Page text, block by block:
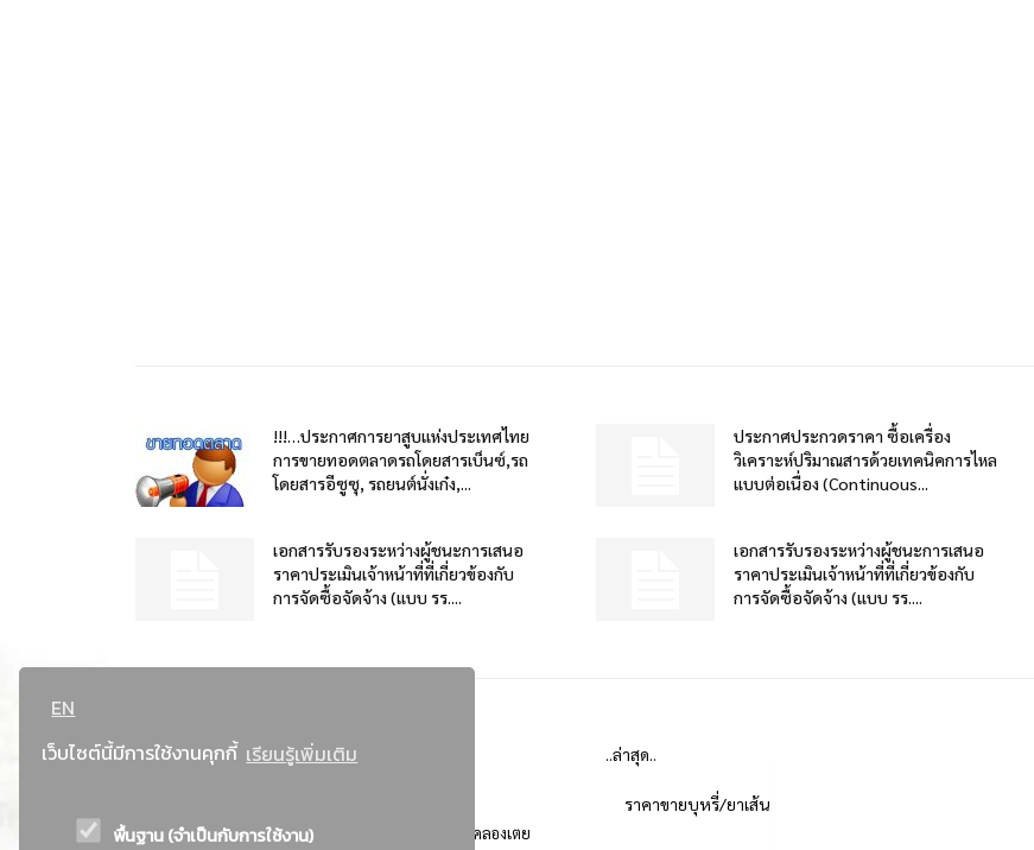
EN
เว็บไซต์นี้มีการใช้งานคุกกี้ เรียนรู้เพิ่มเติม
พื้นฐาน (จำเป็นกับการใช้งาน)
!!!…ประกาศการยาสูบแห่งประเทศไทย
การขายทอดตลาดรถโดยสารเบ็นซ์,รถ
โดยสารอีซูซุ, รถยนต์นั่งเก๋ง,...
ประกาศประกวดราคา ซื้อเครื่อง
วิเคราะห์ปริมาณสารด้วยเทคนิคการไหล
แบบต่อเนื่อง (Continuous...
เอกสารรับรองระหว่างผู้ชนะการเสนอ
ราคาประเมินเจ้าหน้าที่ที่เกี่ยวข้องกับ
การจัดซื้อจัดจ้าง (แบบ รร....
เอกสารรับรองระหว่างผู้ชนะการเสนอ
ราคาประเมินเจ้าหน้าที่ที่เกี่ยวข้องกับ
การจัดซื้อจัดจ้าง (แบบ รร....
ที่อยู่ : 184 ถนนพระรามที่ 4 แขวงคลองเตย เขตคลองเตย
..ล่าสุด..
ราคาขายบุหรี่/ยาเส้น